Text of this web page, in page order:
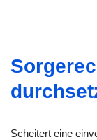
Scheitert eine